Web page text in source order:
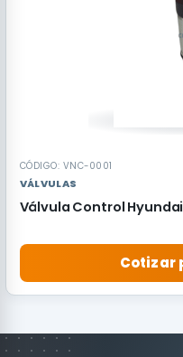
CÓDIGO: VNC-0001
VÁLVULAS
Válvula Control
Cotizar